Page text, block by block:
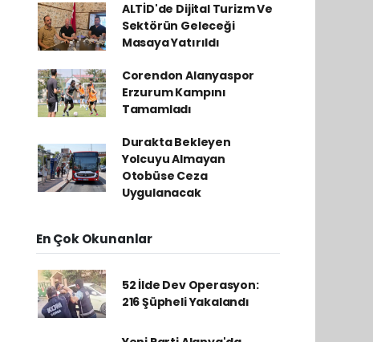
ALTİD'de Dijital Turizm Ve
Sektörün Geleceği
Masaya Yatırıldı
Corendon Alanyaspor
Erzurum Kampını
Tamamladı
Durakta Bekleyen
Yolcuyu Almayan
Otobüse Ceza
Uygulanacak
En Çok Okunanlar
52 İlde Dev Operasyon:
216 Şüpheli Yakalandı